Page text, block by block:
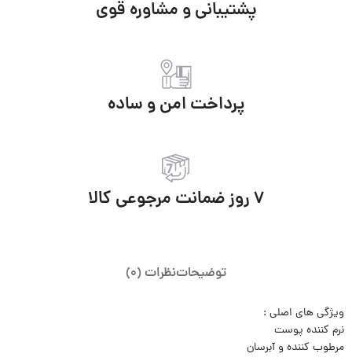
پشتیبانی و مشاوره قوی
پرداخت امن و ساده
7 روز ضمانت مرجوعی کالا
توضیحاتنظرات (0)
ویژگی های اصلی :
نرم کننده پوست
مرطوب کننده و آبرسان